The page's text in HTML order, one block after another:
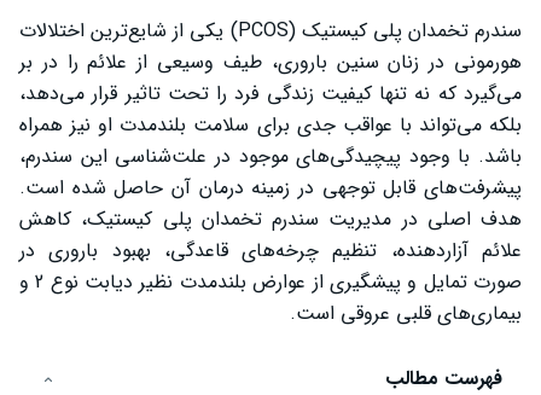
سندرم تخمدان پلی کیستیک (PCOS) یکی از شایع‌ترین اختلالات
هورمونی در زنان سنین باروری، طیف وسیعی از علائم را در بر
می‌گیرد که نه تنها کیفیت زندگی فرد را تحت تاثیر قرار می‌دهد،
بلکه می‌تواند با عواقب جدی برای سلامت بلندمدت او نیز همراه
باشد. با وجود پیچیدگی‌های موجود در علت‌شناسی این سندرم،
پیشرفت‌های قابل توجهی در زمینه درمان آن حاصل شده است.
هدف اصلی در مدیریت سندرم تخمدان پلی کیستیک، کاهش
علائم آزاردهنده، تنظیم چرخه‌های قاعدگی، بهبود باروری در
صورت تمایل و پیشگیری از عوارض بلندمدت نظیر دیابت نوع 2 و
بیماری‌های قلبی عروقی است.
فهرست مطالب